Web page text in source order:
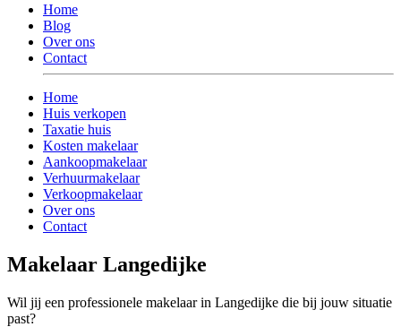
Home
Blog
Over ons
Contact
Home
Huis verkopen
Taxatie huis
Kosten makelaar
Aankoopmakelaar
Verhuurmakelaar
Verkoopmakelaar
Over ons
Contact
Makelaar Langedijke
Wil jij een professionele makelaar in Langedijke die bij jouw situatie
past?